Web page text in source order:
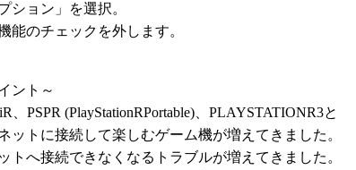
ョン」を選択。
チェックを外します。
ント～
PSPR (PlayStationRPortable)、PLAYSTATIONR3と
に接続して楽しむゲーム機が増えてきました。
接続できなくなるトラブルが増えてきました。